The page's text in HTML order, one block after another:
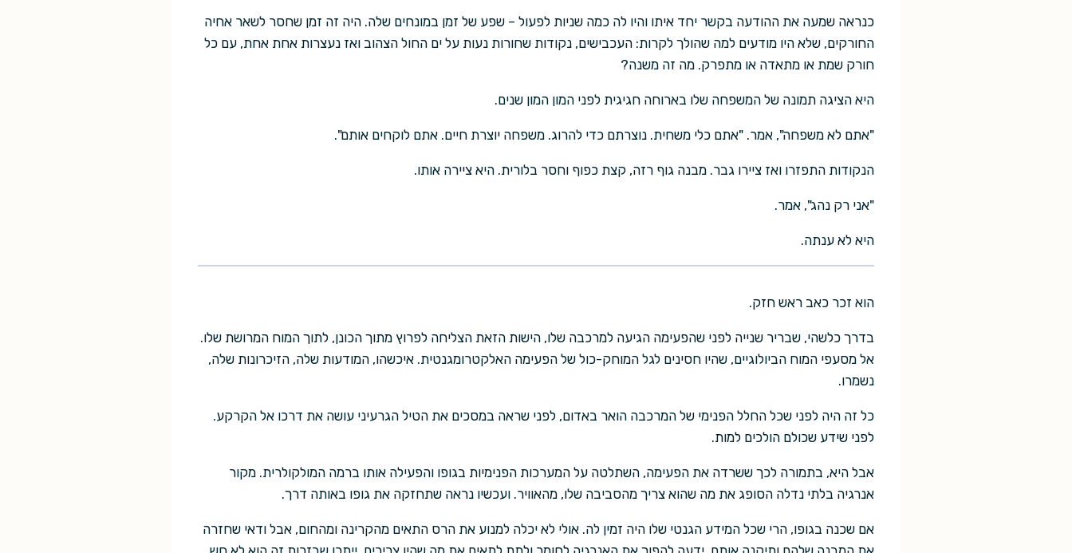
כנראה שמעה את ההודעה בקשר יחד איתו והיו לה כמה שניות לפעול – שפע של זמן במונחים שלה. היה זה זמן שחסר לשאר אחיה
החורקים, שלא היו מודעים למה שהולך לקרות: העכבישים, נקודות שחורות נעות על ים החול הצהוב ואז נעצרות אחת אחת, עם כל
חורק שמת או מתאדה או מתפרק. מה זה משנה?
היא הציגה תמונה של המשפחה שלו בארוחה חגיגית לפני המון המון שנים.
"אתם לא משפחה", אמר. "אתם כלי משחית. נוצרתם כדי להרוג. משפחה יוצרת חיים. אתם לוקחים אותם".
הנקודות התפזרו ואז ציירו גבר. מבנה גוף רזה, קצת כפוף וחסר בלורית. היא ציירה אותו.
"אני רק נהג", אמר.
היא לא ענתה.
הוא זכר כאב ראש חזק.
בדרך כלשהי, שבריר שנייה לפני שהפעימה הגיעה למרכבה שלו, הישות הזאת הצליחה לפרוץ מתוך הכונן, לתוך המוח המרושת שלו.
אל מסעפי המוח הביולוגיים, שהיו חסינים לגל המוחק-כול של הפעימה האלקטרומגנטית. איכשהו, המודעות שלה, הזיכרונות שלה,
נשמרו.
כל זה היה לפני שכל החלל הפנימי של המרכבה הואר באדום, לפני שראה במסכים את הטיל הגרעיני עושה את דרכו אל הקרקע.
לפני שידע שכולם הולכים למות.
אבל היא, בתמורה לכך ששרדה את הפעימה, השתלטה על המערכות הפנימיות בגופו והפעילה אותו ברמה המולקולרית. מקור
אנרגיה בלתי נדלה הסופג את מה שהוא צריך מהסביבה שלו, מהאוויר. ועכשיו נראה שתחזקה את גופו באותה דרך.
אם שכנה בגופו, הרי שכל המידע הגנטי שלו היה זמין לה. אולי לא יכלה למנוע את הרס התאים מהקרינה ומהחום, אבל ודאי שחזרה